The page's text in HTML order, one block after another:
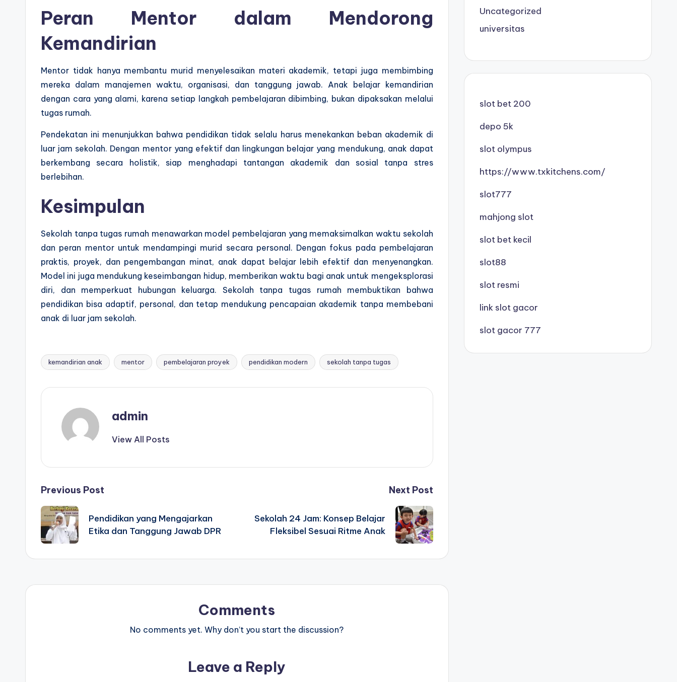
Peran Mentor dalam Mendorong
Kemandirian
Mentor tidak hanya membantu murid menyelesaikan materi akademik, tetapi juga membimbing
mereka dalam manajemen waktu, organisasi, dan tanggung jawab. Anak belajar kemandirian
dengan cara yang alami, karena setiap langkah pembelajaran dibimbing, bukan dipaksakan melalui
tugas rumah.
Pendekatan ini menunjukkan bahwa pendidikan tidak selalu harus menekankan beban akademik di
luar jam sekolah. Dengan mentor yang efektif dan lingkungan belajar yang mendukung, anak dapat
berkembang secara holistik, siap menghadapi tantangan akademik dan sosial tanpa stres
berlebihan.
Kesimpulan
Sekolah tanpa tugas rumah menawarkan model pembelajaran yang memaksimalkan waktu sekolah
dan peran mentor untuk mendampingi murid secara personal. Dengan fokus pada pembelajaran
praktis, proyek, dan pengembangan minat, anak dapat belajar lebih efektif dan menyenangkan.
Model ini juga mendukung keseimbangan hidup, memberikan waktu bagi anak untuk mengeksplorasi
diri, dan memperkuat hubungan keluarga. Sekolah tanpa tugas rumah membuktikan bahwa
pendidikan bisa adaptif, personal, dan tetap mendukung pencapaian akademik tanpa membebani
anak di luar jam sekolah.
Tags:
kemandirian anak mentor pembelajaran proyek pendidikan modern sekolah tanpa tugas
admin
View All Posts
Post
navigation
Previous Post
Pendidikan yang Mengajarkan
Etika dan Tanggung Jawab DPR
Next Post
Sekolah 24 Jam: Konsep Belajar
Fleksibel Sesuai Ritme Anak
Comments
No comments yet. Why don’t you start the discussion?
Leave a Reply
Uncategorized
universitas
slot bet 200
depo 5k
slot olympus
https://www.txkitchens.com/
slot777
mahjong slot
slot bet kecil
slot88
slot resmi
link slot gacor
slot gacor 777